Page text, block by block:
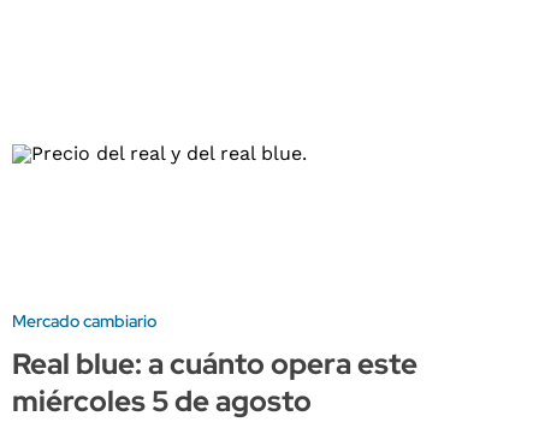
Mercado cambiario
Real blue: a cuánto opera este
miércoles 5 de agosto